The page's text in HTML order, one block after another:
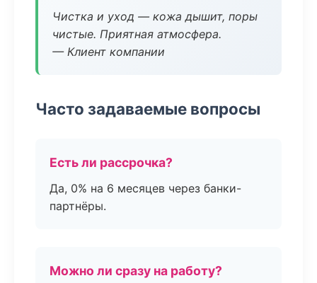
Чистка и уход — кожа дышит, поры
чистые. Приятная атмосфера.
— Клиент компании
Часто задаваемые вопросы
Есть ли рассрочка?
Да, 0% на 6 месяцев через банки-
партнёры.
Можно ли сразу на работу?